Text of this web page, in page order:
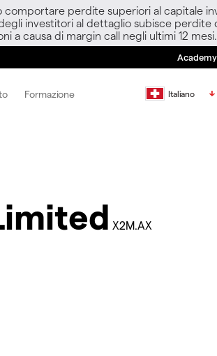
perdite superiori al capitale
investitori al dettaglio subisce
a causa di margin call negli ultimi 12 mesi.
Academy
Formazione Italiano
X2M.AX